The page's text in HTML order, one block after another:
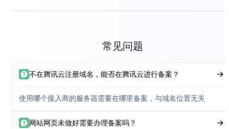
常见问题
不在腾讯云注册域名，能否在腾讯云进行备案？
使用哪个接入商的服务器需要在哪里备案，与域名位置无关
网站网页未做好需要办理备案吗？